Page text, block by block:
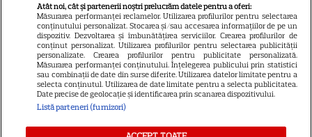
Copyright2026Ringier Romania – Toate Drepturile rezervate
Atât noi, cât și partenerii noștri prelucrăm datele pentru a oferi:
Măsurarea performanței reclamelor. Utilizarea profilurilor pentru selectarea
conținutului personalizat. Stocarea și/sau accesarea informațiilor de pe un
dispozitiv. Dezvoltarea și îmbunătățirea serviciilor. Crearea profilurilor de
conținut personalizat. Utilizarea profilurilor pentru selectarea publicității
personalizate. Crearea profilurilor pentru publicitate personalizată.
Măsurarea performanței conținutului. Înțelegerea publicului prin statistici
sau combinații de date din surse diferite. Utilizarea datelor limitate pentru a
selecta conținutul. Utilizarea de date limitate pentru a selecta publicitatea.
Date precise de geolocație și identificarea prin scanarea dispozitivului.
Listă parteneri (furnizori)